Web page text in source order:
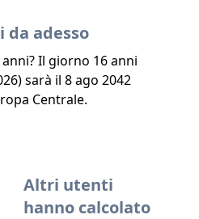
da adesso
Il giorno 16 anni
sarà il 8 ago 2042
Centrale.
Altri utenti
hanno calcolato